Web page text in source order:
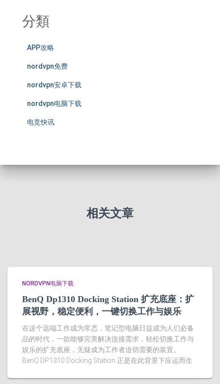
分類
APP攻略
nordvpn免费
nordvpn安卓下载
nordvpn电脑下载
电竞快讯
相关文章
NORDVPN电脑下载
BenQ Dp1310 Docking Station 扩充底座：扩
展视野，稳定便利，一键切换工作与娱乐
在这个远端工作成为常态，笔记型电脑日益成为人们必备
品的时代，一款能够完美解决连接需求，轻松切换工作与
娱乐的扩充底座，无疑成为工作者迫切需要的装置。
BenQ DP1310 Docking Station 正是在此背景下应运而生